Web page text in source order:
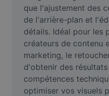
AI Inpainting
Face Cutout
Vidéo
Suppression de
que l'ajustement des
de l'arrière-plan et
détails. Idéal pour les
créateurs de contenu
marketing, le
d'obtenir des
compétences
optimiser vos visuels